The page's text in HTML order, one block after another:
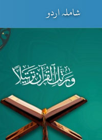
شاملہ اردو